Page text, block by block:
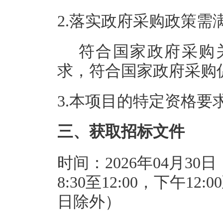
2.落实政府采购政策需
符合国家政府采购
求，符合国家政府采
3.本项目的特定资格要
三、获取招标文件
时间：2026年04月30
8:30至12:00，下午
日除外）